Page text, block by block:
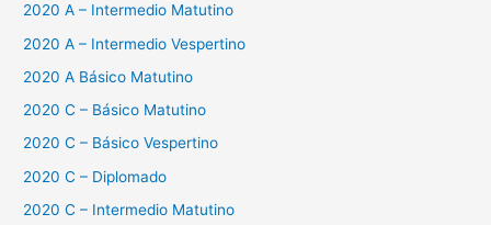
2020 A – Intermedio Matutino
2020 A – Intermedio Vespertino
2020 A Básico Matutino
2020 C – Básico Matutino
2020 C – Básico Vespertino
2020 C – Diplomado
2020 C – Intermedio Matutino